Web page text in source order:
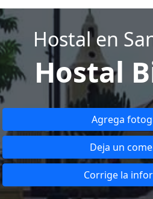
Hostal en
Hostal
Agrega
Deja un
Corrige la